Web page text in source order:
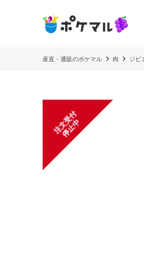
産直・通販のポケマル 肉 ジビ
注
文
受
付
停
止
中